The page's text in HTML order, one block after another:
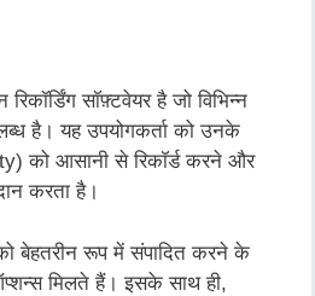
रिकॉर्डिंग सॉफ़्टवेयर है जो विभिन्न
है। यह उपयोगकर्ता को उनके
को आसानी से रिकॉर्ड करने और
करता है।
बेहतरीन रूप में संपादित करने के
मिलते हैं। इसके साथ ही,